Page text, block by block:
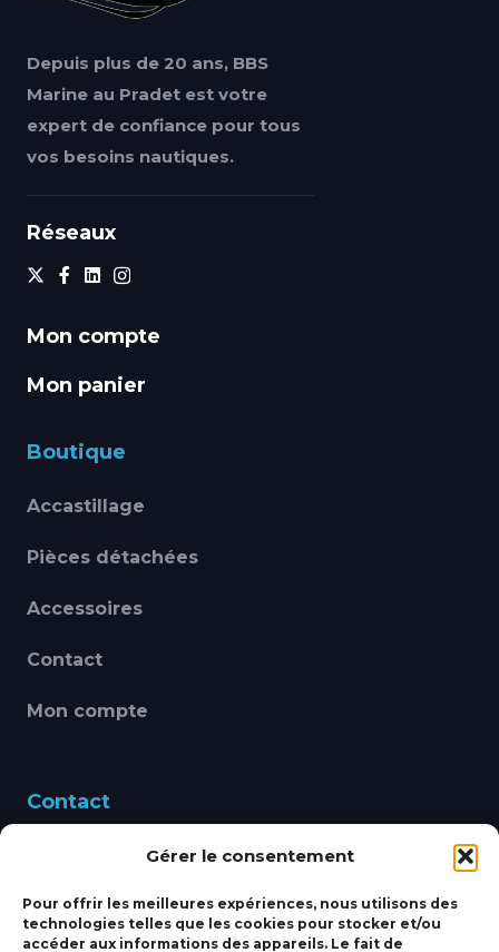
Gérer le consentement
Pour offrir les meilleures expériences, nous utilisons des
technologies telles que les cookies pour stocker et/ou
accéder aux informations des appareils. Le fait de
Depuis plus de 20 ans, BBS
Marine au Pradet est votre
expert de confiance pour tous
vos besoins nautiques.
Réseaux
Mon compte
Mon panier
Boutique
Accastillage
Pièces détachées
Accessoires
Contact
Mon compte
Contact
460 Avenue Alain Le
bbsmarine@bbs-